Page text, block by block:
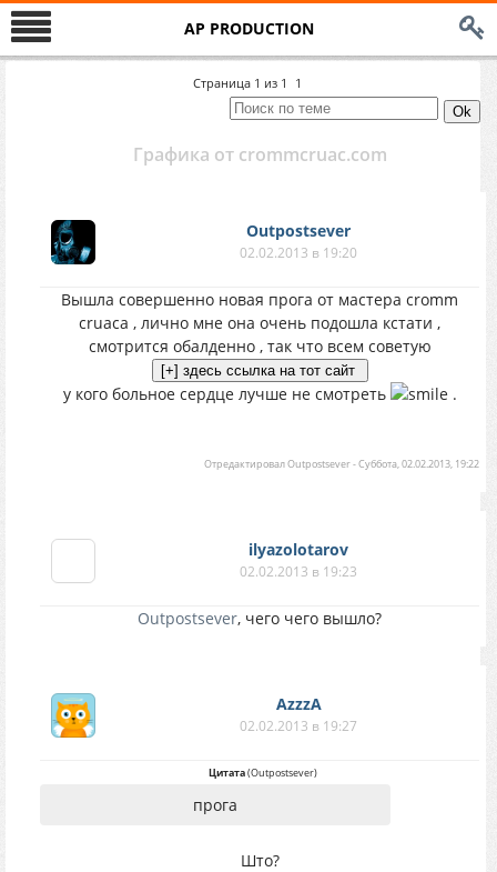
AP PRODUCTION
Страница 1 из 1 1
Графика от crommcruac.com
Outpostsever
02.02.2013 в 19:20
Вышла совершенно новая прога от мастера cromm
cruaca , лично мне она очень подошла кстати ,
смотрится обалденно , так что всем советую
у кого больное сердце лучше не смотреть .
ОтредактировалOutpostsever-Суббота, 02.02.2013, 19:22
ilyazolotarov
02.02.2013 в 19:23
Outpostsever, чего чего вышло?
AzzzA
02.02.2013 в 19:27
Цитата(Outpostsever)
прога
Што?